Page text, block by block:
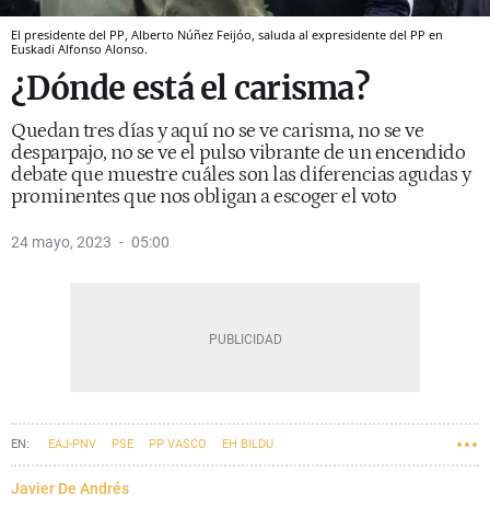
El presidente del PP, Alberto Núñez Feijóo, saluda al expresidente del PP en
Euskadi Alfonso Alonso.
¿Dónde está el carisma?
Quedan tres días y aquí no se ve carisma, no se ve
desparpajo, no se ve el pulso vibrante de un encendido
debate que muestre cuáles son las diferencias agudas y
prominentes que nos obligan a escoger el voto
24 mayo, 2023 05:00
EAJ-PNV PSE PP VASCO EH BILDU
ELECCIONES MUNICIPALES Y FORALES DEL 28 DE MAYO
Javier De Andrés